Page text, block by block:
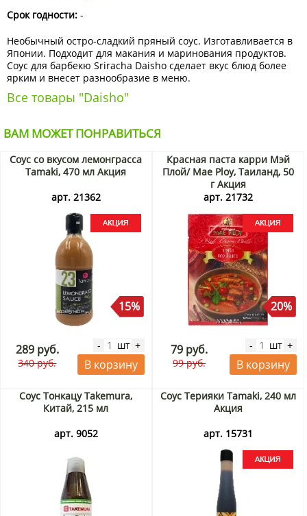
Срок годности: -
Необычный остро-сладкий пряный соус. Изготавливается в
Японии. Подходит для макания и маринования продуктов.
Соус для барбекю Sriracha Daisho сделает вкус блюд более
ярким и внесет разнообразие в меню.
Все товары "Daisho"
ВАМ МОЖЕТ ПОНРАВИТЬСЯ
Соус со вкусом лемонграсса
Tamaki, 470 мл Акция
арт. 21362
15%
289 руб.
340 руб.
- шт +
В корзину
Красная паста карри Мэй
Плой/ Mae Ploy, Таиланд, 50
г Акция
арт. 21732
20%
79 руб.
99 руб.
- шт +
В корзину
Соус Тонкацу Takemura,
Китай, 215 мл
арт. 9052
Соус Терияки Tamaki, 240 мл
Акция
арт. 15731